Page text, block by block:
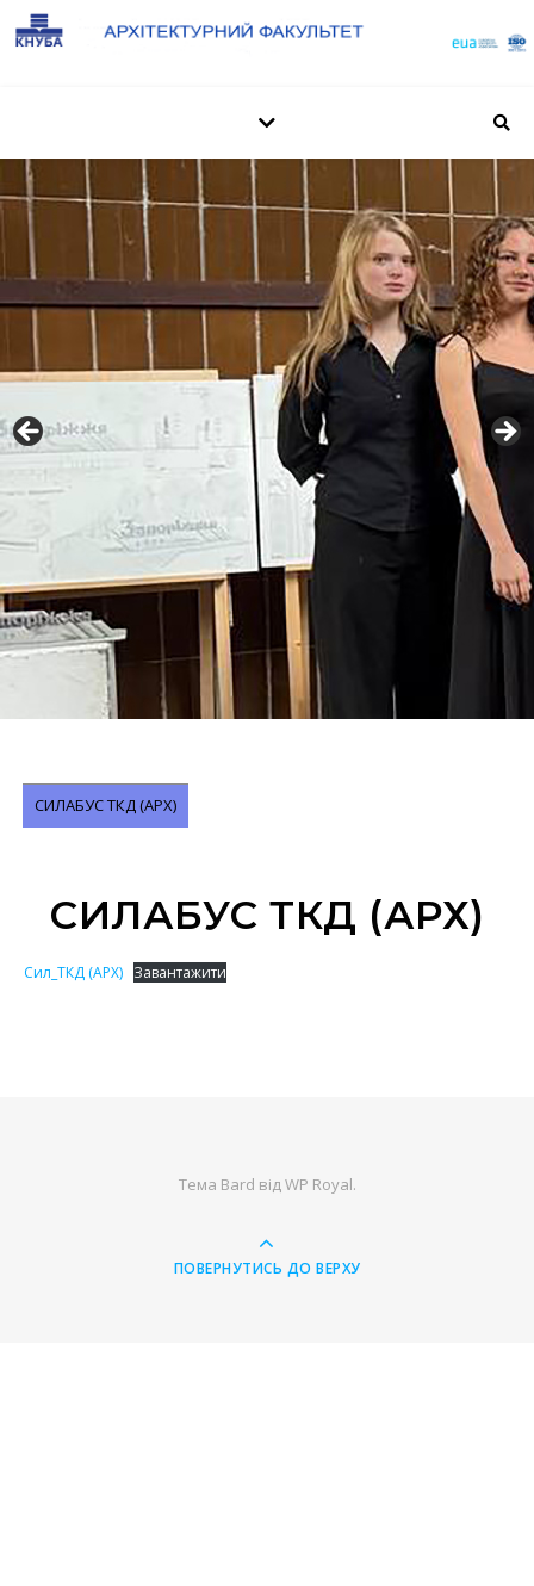
СИЛАБУС ТКД (АРХ)
СИЛАБУС ТКД (АРХ)
Сил_ТКД (АРХ) Завантажити
Тема Bard відWP Royal.
ПОВЕРНУТИСЬ ДО ВЕРХУ